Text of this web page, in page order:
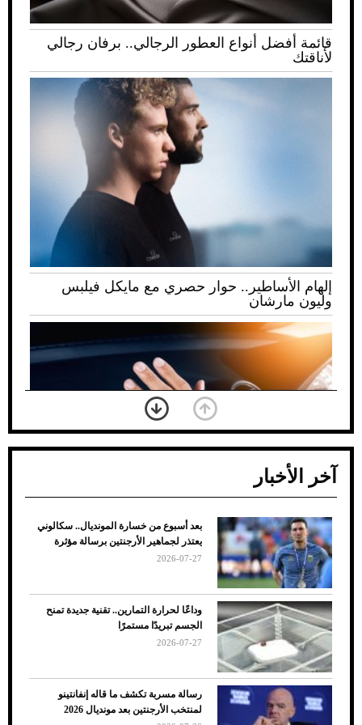
قائمة أفضل أنواع العطور الرجالي.. برفان رجالي
لأناقتك
إلهام الأساطير.. حوار حصري مع مايكل فيلبس
وليون مارشان
ضعف تبريد مكيف السيارة عند الوقوف.. أشهر
الأسباب والحلول
آخر الأخبار
بعد أسبوع من خسارة المونديال.. سكالوني
يعتذر لجماهير الأرجنتين برسالة مؤثرة
2026-07-27
وداعًا لحرارة التمارين.. تقنية جديدة تمنح
الجسم تبريدًا مستمرًا
2026-07-27
رسالة مسربة تكشف ما قاله إنفانتينو
لمنتخب الأرجنتين بعد مونديال 2026